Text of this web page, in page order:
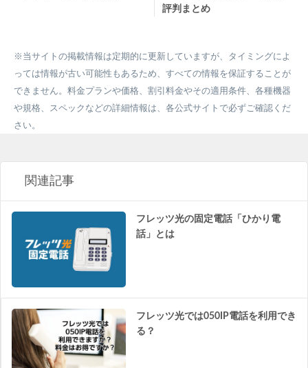
評判まとめ
※当サイトの掲載情報は定期的に更新していますが、タイミングによ
っては情報が古い可能性もあるため、すべての情報を保証することが
できません。料金プランや価格、割引料金やその適用条件、各種機器
や規格、スペックなどの詳細情報は、各公式サイトで必ずご確認くだ
さい。
関連記事
フレッツ光の固定電話「ひかり電
話」とは
フレッツ光では050IP電話を利用でき
る？